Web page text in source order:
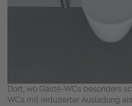
Dort, wo Gäste-WCs besonders
WCs mit reduzierter Ausladung